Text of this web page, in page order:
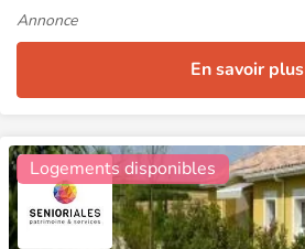
Annonce
En savoir plus
Logements disponibles